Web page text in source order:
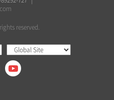
reserved.